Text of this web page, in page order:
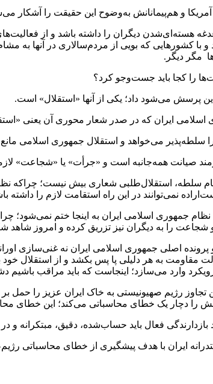
آمریکا و هم‌پیمانانش به‌وضوح این حقیقت را آشکار
هسته‌ای‌شدن دیگران را داشته باشد و از
و با کشورهایی که بویی از مردم‌سالاری در آنها
مگر دیگر.
را کجا باید جست‌وجو کرد؟
پرسش می‌شود داد؛ یکی از آنها «استقلال» است.
اسلامی ایران که در صدر شعار محوری آن یعنی
سلطه‌‌پذیر می‌خواهد و استقلال جمهوری اسلامی
صیانت همه‌جانبه است و «جرأت» یا «شجاعت»
سلطه، استقلال‌طلبی شعاری بیش نیست؛ چراکه
نمی‌توانند در این راه استقامت لازم را داشته
جمهوری اسلامی ایران به اینجا ختم نمی‌شود؛
شجاعت را به دیگران نیز تزریق کرده و امروز
و پرونده اصلی جمهوری اسلامی ایران نه غنی‌سازی‌
وارد می‌سازد؛ اینجاست که باید مراقب
رژیم صهیونیستی به خاک ایران عزیز را حمل
را دچار یک خطای محاسباتی می‌کند؛ این خطای
بازدارندگی فعال باید حساب‌شده، دقیق، مبتکرانه
ایران با هدف پیشگیری از خطای محاسباتی